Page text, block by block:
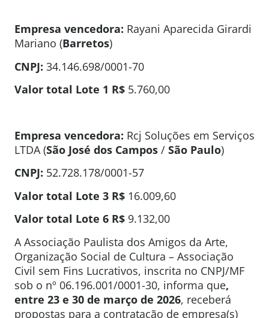
Empresa vencedora: Rayani Aparecida Girardi
Mariano (Barretos)
CNPJ: 34.146.698/0001-70
Valor total Lote 1 R$ 5.760,00
Empresa vencedora: Rcj Soluções em Serviços
LTDA (São José dos Campos / São Paulo)
CNPJ: 52.728.178/0001-57
Valor total Lote 3 R$ 16.009,60
Valor total Lote 6 R$ 9.132,00
A Associação Paulista dos Amigos da Arte,
Organização Social de Cultura – Associação
Civil sem Fins Lucrativos, inscrita no CNPJ/MF
sob o nº 06.196.001/0001-30, informa que,
entre 23 e 30 de março de 2026, receberá
propostas para a contratação de empresa(s)